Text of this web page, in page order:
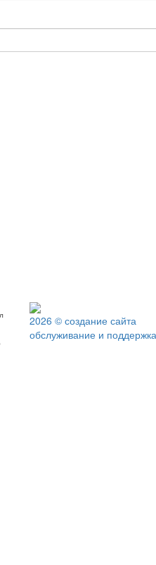
2026 © создание сайта
обслуживание и поддержка